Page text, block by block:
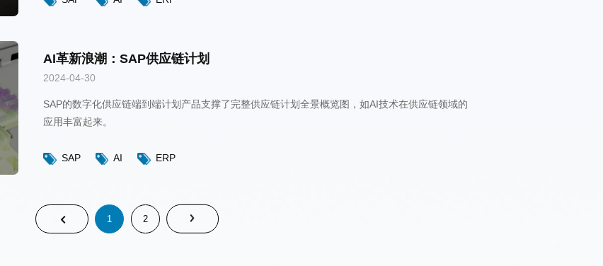
AI革新浪潮：SAP供应链计划
2024-04-30
应用丰富起来。
SAP AI ERP
1 2